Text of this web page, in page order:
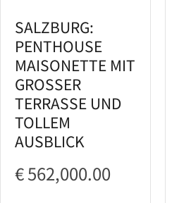
SALZBURG:
PENTHOUSE
MAISONETTE MIT
GROSSER
TERRASSE UND
TOLLEM
AUSBLICK
€ 562,000.00